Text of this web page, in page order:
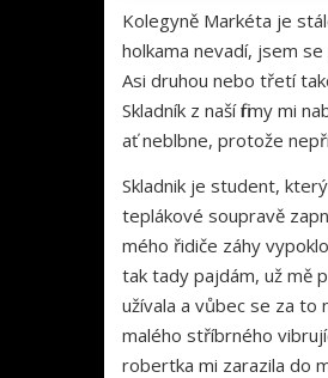
Kolegyně Markéta je
holkama nevadí, jsem
Asi druhou nebo třetí
Skladník z naší firmy mi
ať neblbne, protože
Skladnik je student,
teplákové soupravě
mého řidiče záhy
tak tady pajdám, už mě
užívala a vůbec se za to
malého stříbrného
robertka mi zarazila do